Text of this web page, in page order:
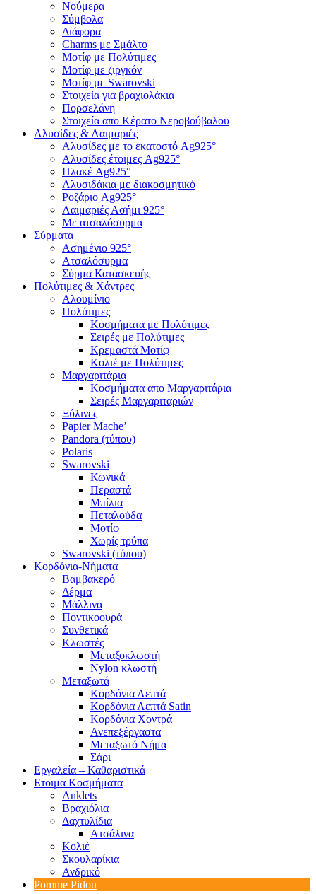
Νούμερα
Σύμβολα
Διάφορα
Charms με Σμάλτο
Μοτίφ με Πολύτιμες
Μοτίφ με ζιργκόν
Μοτίφ με Swarovski
Στοιχεία για βραχιολάκια
Πορσελάνη
Στοιχεία απο Κέρατο Νεροβούβαλου
Αλυσίδες & Λαιμαριές
Αλυσίδες με το εκατοστό Ag925°
Αλυσίδες έτοιμες Ag925°
Πλακέ Ag925°
Αλυσιδάκια με διακοσμητικό
Ροζάριο Ag925°
Λαιμαριές Ασήμι 925°
Με ατσαλόσυρμα
Σύρματα
Ασημένιο 925°
Ατσαλόσυρμα
Σύρμα Κατασκευής
Πολύτιμες & Χάντρες
Αλουμίνιο
Πολύτιμες
Κοσμήματα με Πολύτιμες
Σειρές με Πολύτιμες
Κρεμαστά Μοτίφ
Κολιέ με Πολύτιμες
Μαργαριτάρια
Κοσμήματα απο Μαργαριτάρια
Σειρές Μαργαριταριών
Ξύλινες
Papier Mache’
Pandora (τύπου)
Polaris
Swarovski
Κωνικά
Περαστά
Μπίλια
Πεταλούδα
Μοτίφ
Χωρίς τρύπα
Swarovski (τύπου)
Κορδόνια-Νήματα
Βαμβακερό
Δέρμα
Μάλλινα
Ποντικοουρά
Συνθετικά
Κλωστές
Μεταξοκλωστή
Nylon κλωστή
Μεταξωτά
Κορδόνια Λεπτά
Κορδόνια Λεπτά Satin
Κορδόνια Χοντρά
Ανεπεξέργαστα
Μεταξωτό Νήμα
Σάρι
Εργαλεία – Καθαριστικά
Ετοιμα Κοσμήματα
Anklets
Βραχιόλια
Δαχτυλίδια
Ατσάλινα
Κολιέ
Σκουλαρίκια
Ανδρικό
Pomme Pidou